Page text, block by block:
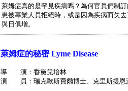
萊姆症真的是罕見疾病嗎？為何官員們制
患被專業人員拒絕時，或是因為疾病而失
與日俱增。
萊姆症的秘密 Lyme Disease
導 演：香黛兒培林
演 員：瑞克歐斯費爾博士、克里斯提恩